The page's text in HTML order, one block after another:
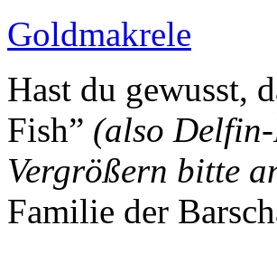
Goldmakrele
Hast du gewusst,
Fish” (also
Vergrößern bitte
Familie der